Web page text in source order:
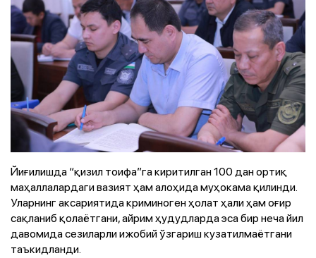
Йиғилишда “қизил тоифа”га киритилган 100 дан ортиқ
маҳаллалардаги вазият ҳам алоҳида муҳокама қилинди.
Уларнинг аксариятида криминоген ҳолат ҳали ҳам оғир
сақланиб қолаётгани, айрим ҳудудларда эса бир неча йил
давомида сезиларли ижобий ўзгариш кузатилмаётгани
таъкидланди.